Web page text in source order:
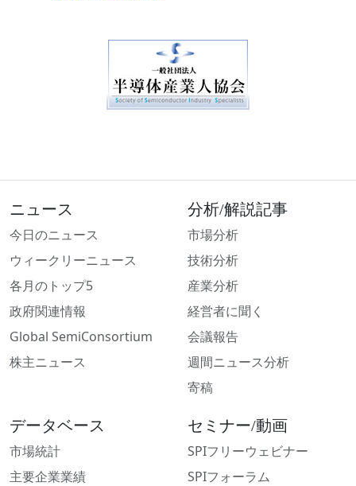
ニュース
今日のニュース
ウィークリーニュース
各月のトップ5
政府関連情報
Global SemiConsortium
株主ニュース
分析/解説記事
市場分析
技術分析
産業分析
経営者に聞く
会議報告
週間ニュース分析
寄稿
データベース
市場統計
主要企業業績
セミナー/動画
SPIフリーウェビナー
SPIフォーラム